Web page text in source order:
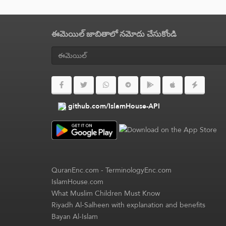
ఈమెయిల్ జాబితాలో నమోదు చేసుకోండి
github.com/IslamHouse-API
QuranEnc.com-TerminologyEnc.com
IslamHouse.com
What Muslim Children Must Know
Riyadh Al-Salheen with explanation and benefits
Bayan Al-Islam